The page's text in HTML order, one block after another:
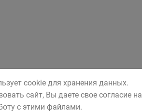
cookie для хранения данных.
сайт, Вы даете свое согласие на
с этими файлами.